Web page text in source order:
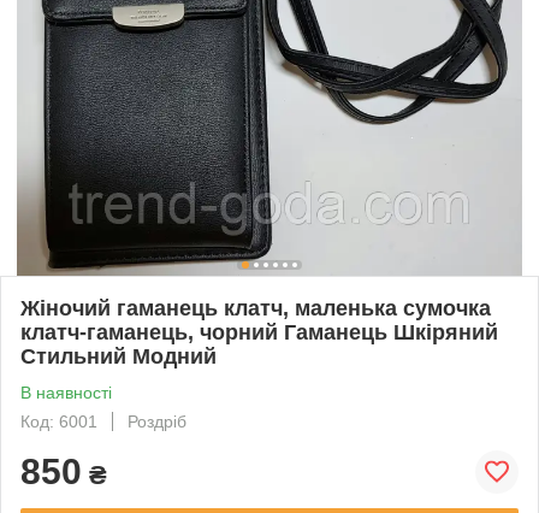
Жіночий гаманець клатч, маленька сумочка
клатч-гаманець, чорний Гаманець Шкіряний
Стильний Модний
В наявності
Код: 6001
Роздріб
850 ₴